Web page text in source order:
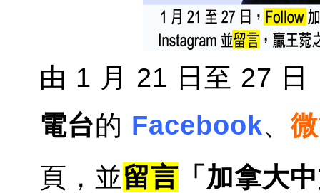
由 1 月 21 日至 27
電台的 Facebook、
頁，並留言 「加拿大